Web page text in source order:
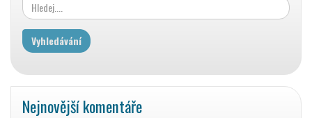
Nejnovější komentáře